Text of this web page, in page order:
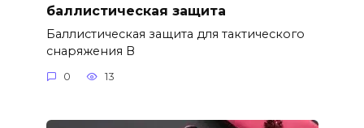
баллистическая защита
Баллистическая защита для тактического
снаряжения В
0 13